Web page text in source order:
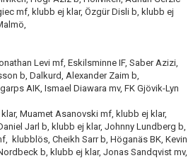
mf, klubb ej klar, Özgür Disli b, klubb ej
Levi mf, Eskilsminne IF, Saber Azizi,
b, Dalkurd, Alexander Zaim b,
AIK, Ismael Diawara mv, FK Gjövik-Lyn
Muamet Asanovski mf, klubb ej klar,
Jarl b, klubb ej klar, Johnny Lundberg b,
klubblös, Cheikh Sarr b, Höganäs BK, Kevin
b, klubb ej klar, Jonas Sandqvist mv,